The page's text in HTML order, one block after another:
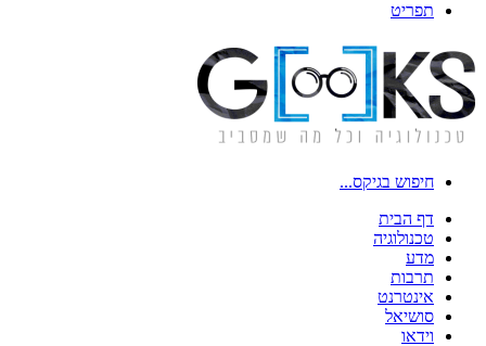
תפריט
חיפוש בגיקס...
דף הבית
טכנולוגיה
מדע
תרבות
אינטרנט
סושיאל
וידאו